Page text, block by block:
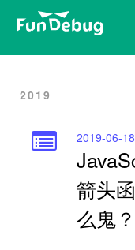
2019
2019-06-18
箭头
么鬼？
Home
Archives